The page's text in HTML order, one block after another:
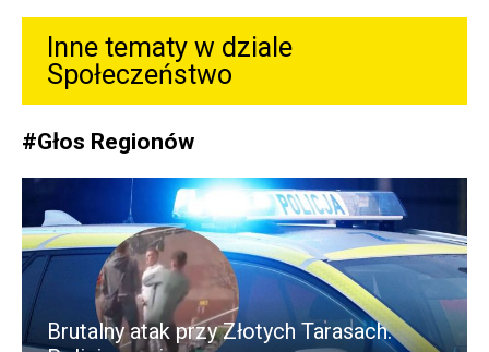
Inne tematy w dziale
Społeczeństwo
#Głos Regionów
Brutalny atak przy Złotych Tarasach.